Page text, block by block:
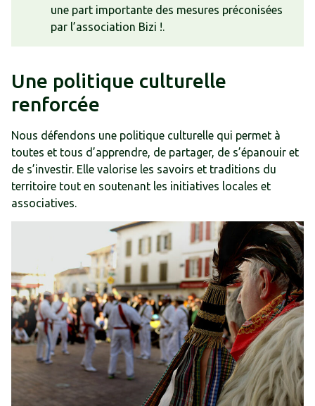
une part importante des mesures préconisées
par l’association Bizi !.
Une politique culturelle
renforcée
Nous défendons une politique culturelle qui permet à
toutes et tous d’apprendre, de partager, de s’épanouir et
de s’investir. Elle valorise les savoirs et traditions du
territoire tout en soutenant les initiatives locales et
associatives.